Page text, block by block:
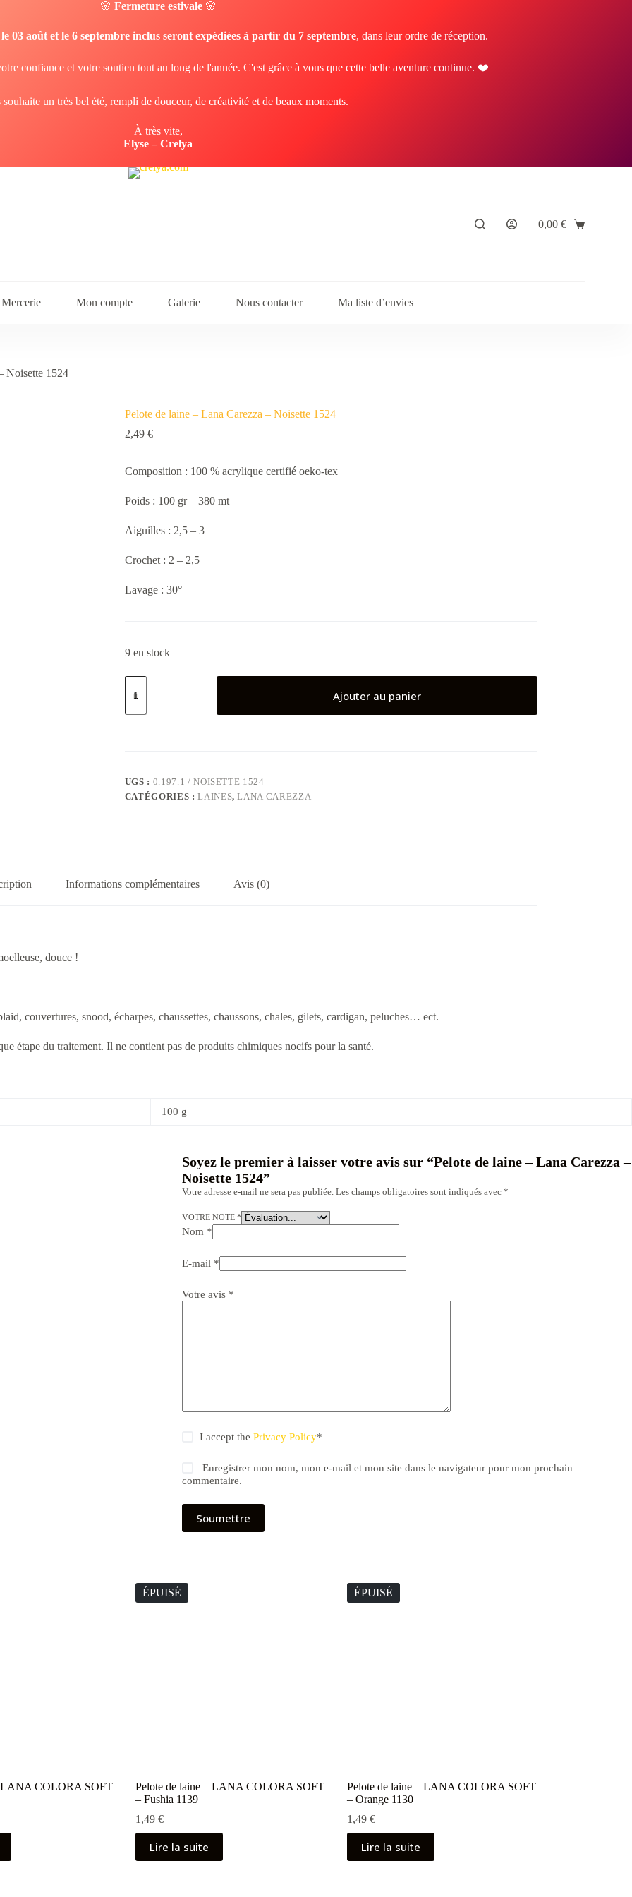
🌸 Fermeture estivale🌸
03 août et le 6 septembre inclus seront expédiées à partir du 7 septembre, dans leur ordre de réception.
confiance et votre soutien tout au long de l'année. C'est grâce à vous que cette belle aventure continue. ❤️
souhaite un très bel été, rempli de douceur, de créativité et de beaux moments.
À très vite,
Elyse – Crelya
Panier
0,00 €
Mercerie Mon compte Galerie Nous contacter Ma liste d’envies
Noisette 1524
Pelote de laine – Lana Carezza – Noisette 1524
2,49 €
Composition : 100 % acrylique certifié oeko-tex
Poids : 100 gr – 380 mt
Aiguilles : 2,5 – 3
Crochet : 2 – 2,5
Lavage : 30°
9 en stock
quantité
de
de
–
Noisette
1524
Ajouter au panier
UGS : 0.197.1 / NOISETTE 1524
CATÉGORIES :LAINES,LANA CAREZZA
Informations complémentaires Avis (0)
douce !
couvertures, snood, écharpes, chaussettes, chaussons, chales, gilets, cardigan, peluches… ect.
étape du traitement. Il ne contient pas de produits chimiques nocifs pour la santé.
100 g
Soyez le premier à laisser votre avis sur “Pelote de laine – Lana Carezza –
Noisette 1524”
Votre adresse e-mail ne sera pas publiée. Les champs obligatoires sont indiqués avec *
VOTRE NOTE *
Nom*
E-mail*
Votre avis *
I accept the Privacy Policy*
Enregistrer mon nom, mon e-mail et mon site dans le navigateur pour mon prochain
commentaire.
Soumettre
LANA COLORA SOFT
ÉPUISÉ
Pelote de laine – LANA COLORA SOFT
– Fushia 1139
1,49 €
Lire la suite
ÉPUISÉ
Pelote de laine – LANA COLORA SOFT
– Orange 1130
1,49 €
Lire la suite